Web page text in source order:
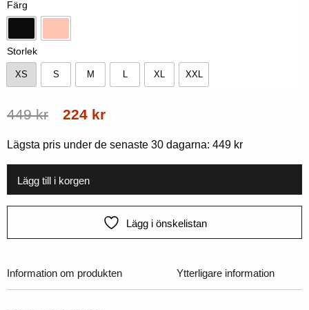
Färg
Svart Persika
Storlek
XS S M L XL XXL
449kr
Ursprungligt
pris
449
kr.
224 krAktuellt
kr.
Lägsta pris under de senaste 30 dagarna: 449 kr
Lägg till i korgen
Lägg i önskelistan
Information om produkten Ytterligare information